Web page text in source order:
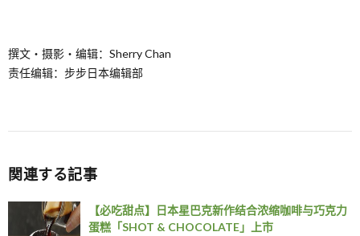
撰文・摄影・编辑：Sherry Chan
责任编辑：步步日本编辑部
関連する記事
【必吃甜点】日本星巴克新作结合浓缩咖啡与巧克力
蛋糕「SHOT & CHOCOLATE」上市